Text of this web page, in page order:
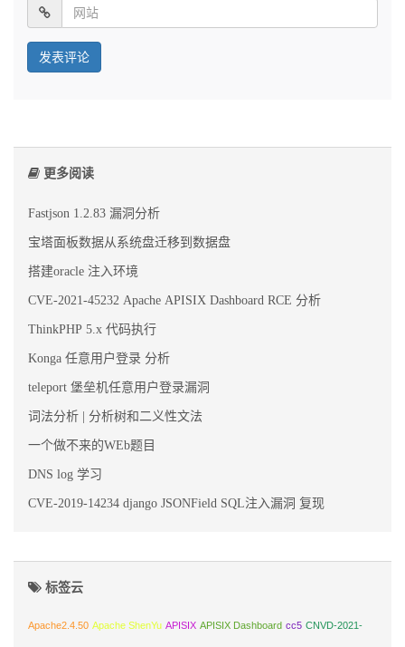
更多阅读
Fastjson 1.2.83 漏洞分析
宝塔面板数据从系统盘迁移到数据盘
搭建oracle 注入环境
CVE-2021-45232 Apache APISIX Dashboard RCE 分析
ThinkPHP 5.x 代码执行
Konga 任意用户登录 分析
teleport 堡垒机任意用户登录漏洞
词法分析 | 分析树和二义性文法
一个做不来的WEb题目
DNS log 学习
CVE-2019-14234 django JSONField SQL注入漏洞 复现
标签云
Apache2.4.50 Apache ShenYu APISIX APISIX Dashboard cc5 CNVD-2021-